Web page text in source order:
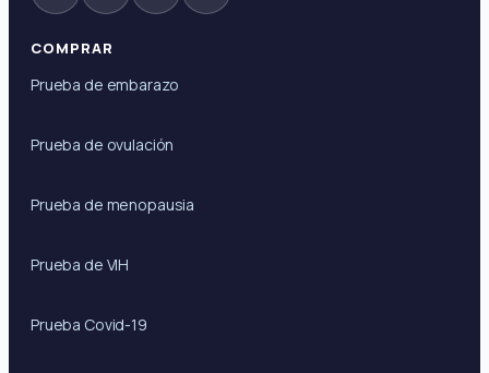
COMPRAR
Prueba de embarazo
Prueba de ovulación
Prueba de menopausia
Prueba de VIH
Prueba Covid-19